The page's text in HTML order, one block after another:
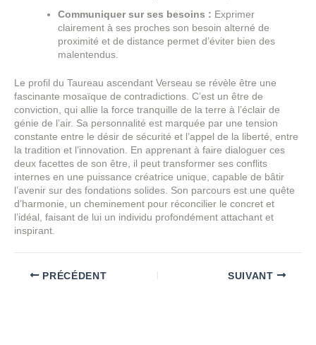
Communiquer sur ses besoins : Exprimer
clairement à ses proches son besoin alterné de
proximité et de distance permet d’éviter bien des
malentendus.
Le profil du Taureau ascendant Verseau se révèle être une
fascinante mosaïque de contradictions. C’est un être de
conviction, qui allie la force tranquille de la terre à l’éclair de
génie de l’air. Sa personnalité est marquée par une tension
constante entre le désir de sécurité et l’appel de la liberté, entre
la tradition et l’innovation. En apprenant à faire dialoguer ces
deux facettes de son être, il peut transformer ses conflits
internes en une puissance créatrice unique, capable de bâtir
l’avenir sur des fondations solides. Son parcours est une quête
d’harmonie, un cheminement pour réconcilier le concret et
l’idéal, faisant de lui un individu profondément attachant et
inspirant.
PRÉCÉDENT SUIVANT